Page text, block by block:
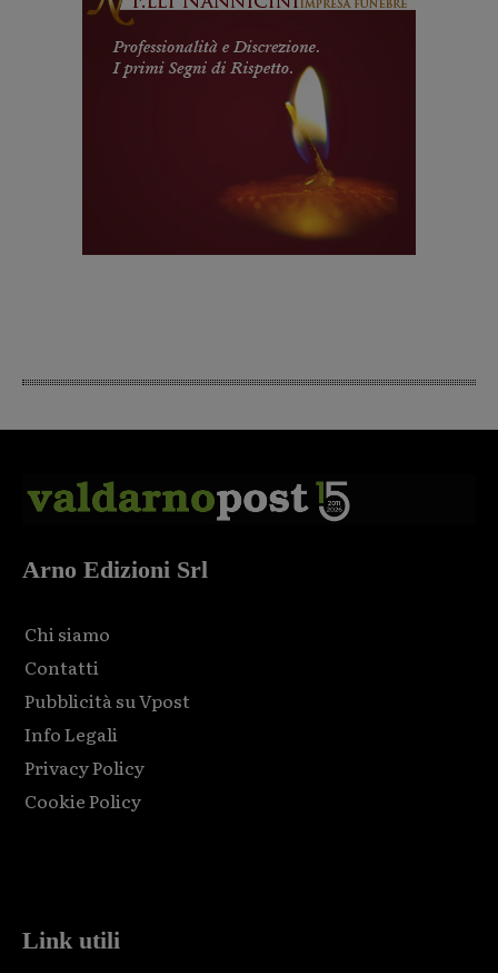
Arno Edizioni Srl
Chi siamo
Contatti
Pubblicità su Vpost
Info Legali
Privacy Policy
Cookie Policy
Link utili